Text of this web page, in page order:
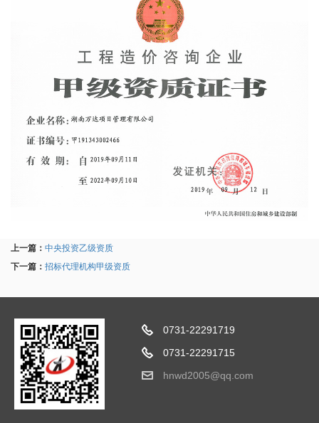
上一篇： 中央投资乙级资质
下一篇： 招标代理机构甲级资质
0731-22291719
0731-22291715
hnwd2005@qq.com